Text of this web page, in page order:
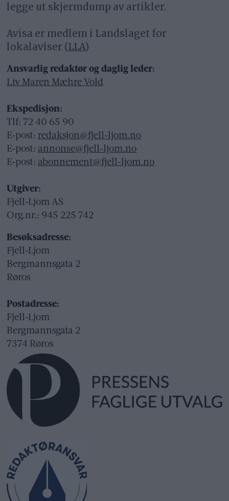
legge ut skjermdump av artikler.
Avisa er medlem i Landslaget for
lokalaviser (LLA)
Ansvarlig redaktør og daglig leder:
Liv Maren Mæhre Vold
Ekspedisjon:
Tlf: 72 40 65 90
E-post: redaksjon@fjell-ljom.no
E-post: annonse@fjell-ljom.no
E-post: abonnement@fjell-ljom.no
Utgiver:
Fjell-Ljom AS
Org.nr.: 945 225 742
Besøksadresse:
Fjell-Ljom
Bergmannsgata 2
Røros
Postadresse:
Fjell-Ljom
Bergmannsgata 2
7374 Røros